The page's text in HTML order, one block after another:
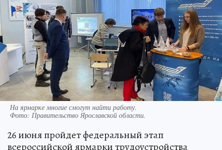
На ярмарке многие смогут найти работу.
Фото: Правительство Ярославской области.
26 июня пройдет федеральный этап
всероссийской ярмарки трудоустройства